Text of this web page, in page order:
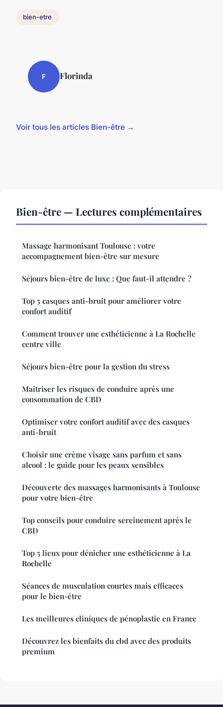
bien-etre
F Florinda
Voir tous les articles Bien-être →
Bien-être — Lectures complémentaires
Massage harmonisant Toulouse : votre
accompagnement bien-être sur mesure
Séjours bien-être de luxe : Que faut-il attendre ?
Top 5 casques anti-bruit pour améliorer votre
confort auditif
Comment trouver une esthéticienne à La Rochelle
centre ville
Séjours bien-être pour la gestion du stress
Maîtriser les risques de conduire après une
consommation de CBD
Optimiser votre confort auditif avec des casques
anti-bruit
Choisir une crème visage sans parfum et sans
alcool : le guide pour les peaux sensibles
Découverte des massages harmonisants à Toulouse
pour votre bien-être
Top conseils pour conduire sereinement après le
CBD
Top 5 lieux pour dénicher une esthéticienne à La
Rochelle
Séances de musculation courtes mais efficaces
pour le bien-être
Les meilleures cliniques de pénoplastie en France
Découvrez les bienfaits du cbd avec des produits
premium